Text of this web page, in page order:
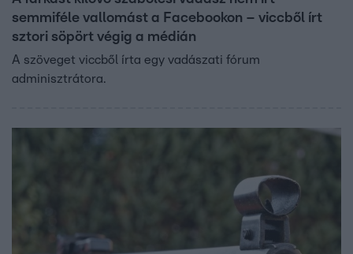
semmiféle vallomást a Facebookon – viccből írt
sztori söpört végig a médián
A szöveget viccből írta egy vadászati fórum
adminisztrátora.